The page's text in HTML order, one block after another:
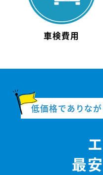
車検費用
低価格でありな
最